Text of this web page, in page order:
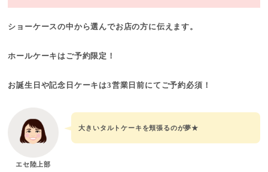
ショーケースの中から選んでお店の方に伝えます。
ホールケーキはご予約限定！
お誕生日や記念日ケーキは3営業日前にてご予約必須！
エセ陸上部
大きいタルトケーキを頬張るのが夢★